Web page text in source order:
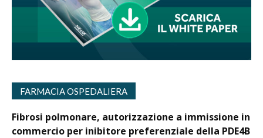
FARMACIA OSPEDALIERA
Fibrosi polmonare, autorizzazione a immissione in
commercio per inibitore preferenziale della PDE4B